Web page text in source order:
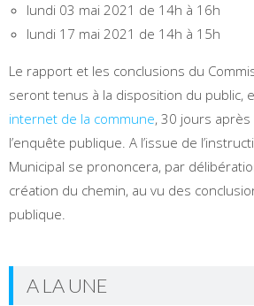
lundi 03 mai 2021 de 14h à 16h
lundi 17 mai 2021 de 14h à 15h
Le rapport et les conclusions du
seront tenus à la disposition du public,
internet de la commune, 30 jours
l’enquête publique. A l’issue de
Municipal se prononcera, par
création du chemin, au vu des
publique.
A LA UNE